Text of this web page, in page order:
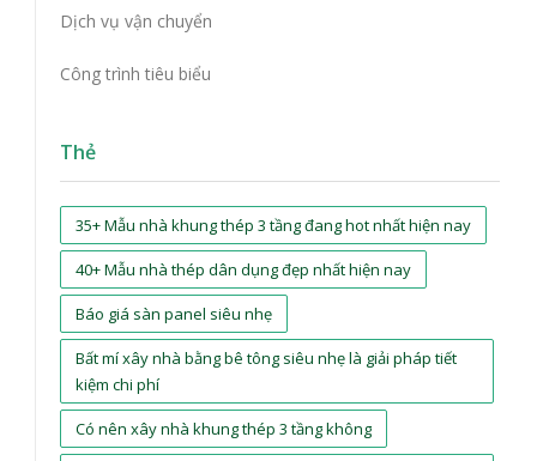
Dịch vụ vận chuyển
Công trình tiêu biểu
Thẻ
35+ Mẫu nhà khung thép 3 tầng đang hot nhất hiện nay
40+ Mẫu nhà thép dân dụng đẹp nhất hiện nay
Báo giá sàn panel siêu nhẹ
Bất mí xây nhà bằng bê tông siêu nhẹ là giải pháp tiết
kiệm chi phí
Có nên xây nhà khung thép 3 tầng không